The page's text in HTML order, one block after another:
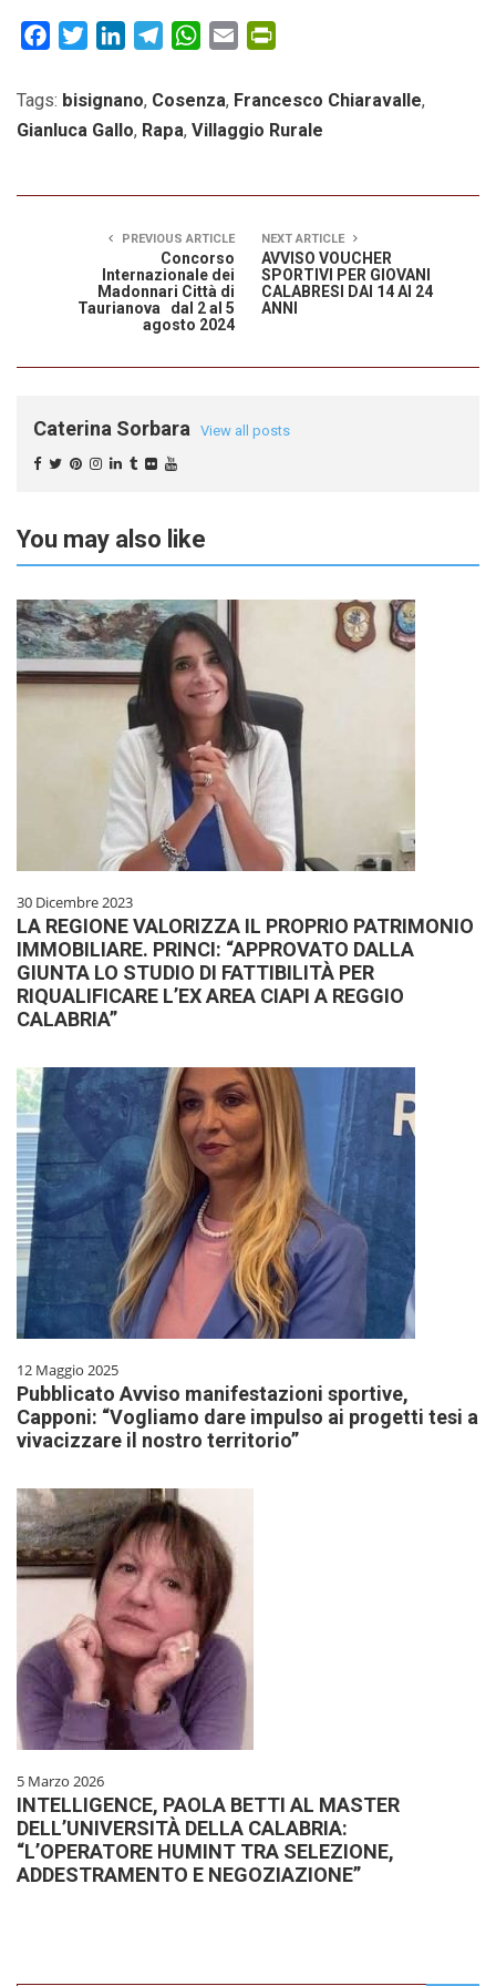
FacebookTwitterLinkedInTelegramWhatsApp
Email
Tags: bisignano, Cosenza, Francesco Chiaravalle,
Gianluca Gallo, Rapa, Villaggio Rurale
PREVIOUS ARTICLE
Concorso
Internazionale dei
Madonnari Città di
Taurianova dal 2 al 5
agosto 2024
NEXT ARTICLE
AVVISO VOUCHER
SPORTIVI PER GIOVANI
CALABRESI DAI 14 AI 24
ANNI
Caterina Sorbara View all posts
You may also like
30 Dicembre 2023
LA REGIONE VALORIZZA IL PROPRIO PATRIMONIO
IMMOBILIARE. PRINCI: “APPROVATO DALLA
GIUNTA LO STUDIO DI FATTIBILITÀ PER
RIQUALIFICARE L’EX AREA CIAPI A REGGIO
CALABRIA”
12 Maggio 2025
Pubblicato Avviso manifestazioni sportive,
Capponi: “Vogliamo dare impulso ai progetti tesi a
vivacizzare il nostro territorio”
5 Marzo 2026
INTELLIGENCE, PAOLA BETTI AL MASTER
DELL’UNIVERSITÀ DELLA CALABRIA:
“L’OPERATORE HUMINT TRA SELEZIONE,
ADDESTRAMENTO E NEGOZIAZIONE”